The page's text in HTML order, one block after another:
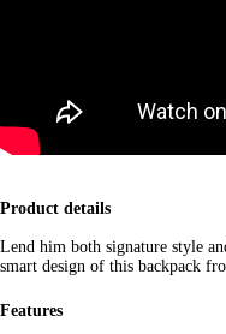
Product details
Lend him both signature style
smart design of this backpack
Features